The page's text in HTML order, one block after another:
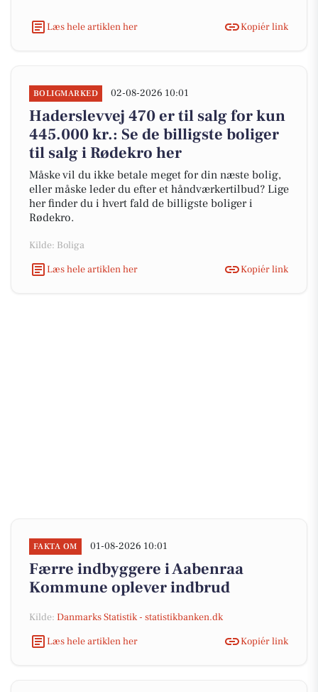
Læs hele artiklen her Kopiér link
BOLIGMARKED 02-08-2026 10:01
Haderslevvej 470 er til salg for kun
445.000 kr.: Se de billigste boliger
til salg i Rødekro her
Måske vil du ikke betale meget for din næste bolig,
eller måske leder du efter et håndværkertilbud? Lige
her finder du i hvert fald de billigste boliger i
Rødekro.
Kilde: Boliga
Læs hele artiklen her
Kopiér link
FAKTA OM 01-08-2026 10:01
Færre indbyggere i Aabenraa
Kommune oplever indbrud
Kilde: Danmarks Statistik - statistikbanken.dk
Læs hele artiklen her
Kopiér link